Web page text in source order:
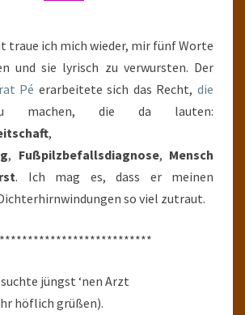
SCHLAU
traue ich mich wieder, mir fünf Worte
und sie lyrisch zu verwursten. Der
Pé erarbeitete sich das Recht,die
machen, die da lauten:
,
, Fußpilzbefallsdiagnose, Mensch
. Ich mag es, dass er meinen
so viel zutraut.
jüngst ‘nen Arzt
höflich grüßen).